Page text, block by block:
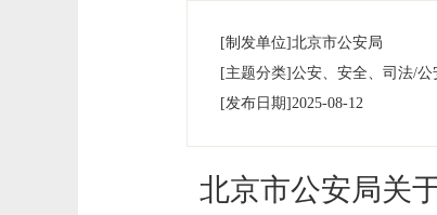
[制发单位]北京市公安局
[主题分类]公安、安全、司法/公
[发布日期]2025-08-12
北京市公安局关